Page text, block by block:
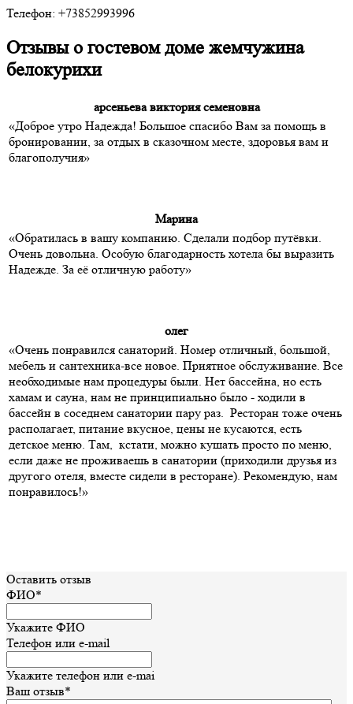
Телефон: +73852993996
Отзывы о гостевом доме жемчужина
белокурихи
арсеньева виктория семеновна
«Доброе утро Надежда! Большое спасибо Вам за помощь в
бронировании, за отдых в сказочном месте, здоровья вам и
благополучия»
Марина
«Обратилась в вашу компанию. Сделали подбор путёвки.
Очень довольна. Особую благодарность хотела бы выразить
Надежде. За её отличную работу»
олег
«Очень понравился санаторий. Номер отличный, большой,
мебель и сантехника-все новое. Приятное обслуживание. Все
необходимые нам процедуры были. Нет бассейна, но есть
хамам и сауна, нам не принципиально было - ходили в
бассейн в соседнем санатории пару раз. Ресторан тоже очень
располагает, питание вкусное, цены не кусаются, есть
детское меню. Там, кстати, можно кушать просто по меню,
если даже не проживаешь в санатории (приходили друзья из
другого отеля, вместе сидели в ресторане). Рекомендую, нам
понравилось!»
Оставить отзыв
ФИО*
Укажите ФИО
Телефон или e-mail
Укажите телефон или e-mai
Ваш отзыв*